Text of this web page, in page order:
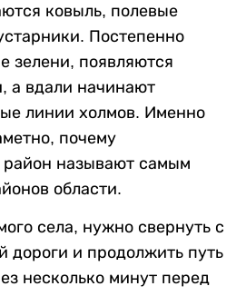
ковыль, полевые
Постепенно
зелени, появляются
а вдали начинают
линии холмов. Именно
почему
район называют самым
области.
села, нужно свернуть с
дороги и продолжить путь
несколько минут перед